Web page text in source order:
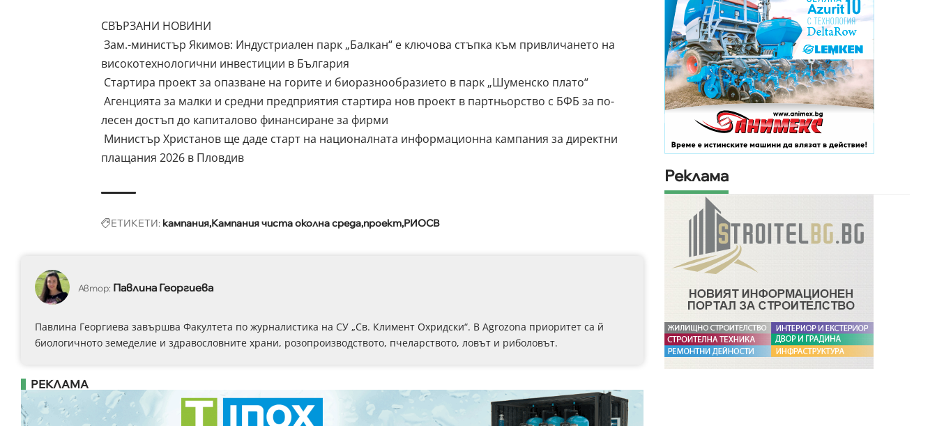
СВЪРЗАНИ НОВИНИ
Зам.-министър Якимов: Индустриален парк „Балкан“ е ключова стъпка към привличането на
високотехнологични инвестиции в България
Стартира проект за опазване на горите и биоразнообразието в парк „Шуменско плато“
Агенцията за малки и средни предприятия стартира нов проект в партньорство с БФБ за по-
лесен достъп до капиталово финансиране за фирми
Министър Христанов ще даде старт на националната информационна кампания за директни
плащания 2026 в Пловдив
ЕТИКЕТИ: кампанияКампания чиста околна средапроектРИОСВ
Автор: Павлина Георгиева
Павлина Георгиева завършва Факултета по журналистика на СУ „Св. Климент Охридски“. В Аgrozona приоритет са й
биологичното земеделие и здравословните храни, розопроизводството, пчеларството, ловът и риболовът.
РЕКЛАМА
Реклама